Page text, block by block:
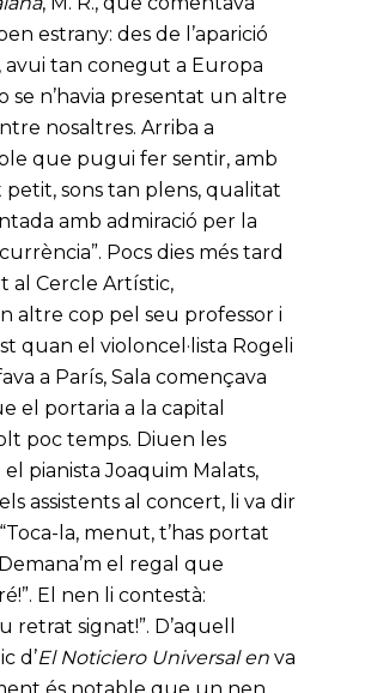
estrany: des de l’aparició
avui tan conegut a Europa
se n’havia presentat un altre
nosaltres. Arriba a
que pugui fer sentir, amb
sons tan plens, qualitat
amb admiració per la
Pocs dies més tard
al Cercle Artístic,
altre cop pel seu professor i
quan el violoncel·lista Rogeli
a París, Sala començava
el portaria a la capital
poc temps. Diuen les
pianista Joaquim Malats,
assistents al concert, li va dir
la, menut, t’has portat
el regal que
El nen li contestà:
retrat signat!”. D’aquell
d’El Noticiero Universal enva